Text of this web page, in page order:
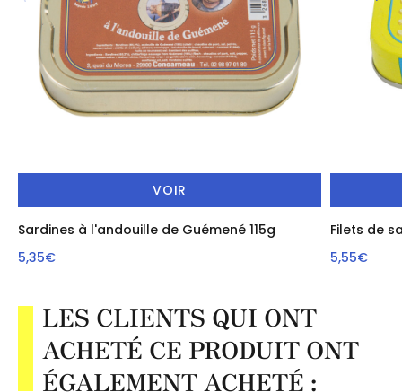
VOIR
Sardines à l'andouille de Guémené 115g
5,35€
Filets de
5,55€
LES CLIENTS QUI ONT
ACHETÉ CE PRODUIT ONT
ÉGALEMENT ACHETÉ :